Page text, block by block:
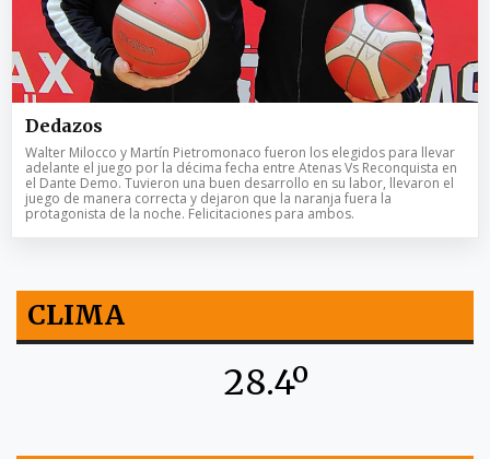
Dedazos
Walter Milocco y Martín Pietromonaco fueron los elegidos para llevar
adelante el juego por la décima fecha entre Atenas Vs Reconquista en
el Dante Demo. Tuvieron una buen desarrollo en su labor, llevaron el
juego de manera correcta y dejaron que la naranja fuera la
protagonista de la noche. Felicitaciones para ambos.
CLIMA
28.4º